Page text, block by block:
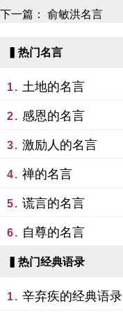
下一篇： 俞敏洪名言
▍热门名言
1. 土地的名言
2. 感恩的名言
3. 激励人的名言
4. 禅的名言
5. 谎言的名言
6. 自尊的名言
▍热门经典语录
1. 辛弃疾的经典语录